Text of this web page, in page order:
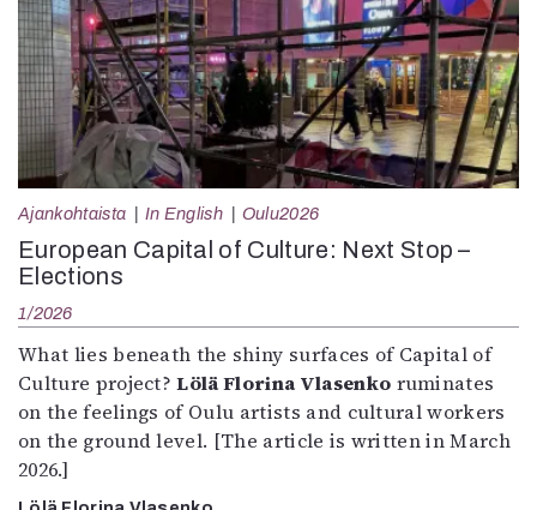
Ajankohtaista In English Oulu2026
European Capital of Culture: Next Stop –
Elections
1/2026
What lies beneath the shiny surfaces of Capital of
Culture project?Lölä Florina Vlasenko ruminates
on the feelings of Oulu artists and cultural workers
on the ground level. [The article is written in March
2026.]